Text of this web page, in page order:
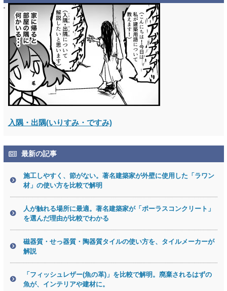
入隅・出隅(いりすみ・ですみ)
最新の記事
施工しやすく、節がない。著名建築家が外壁に使用した「ラワン
材」の使い方を比較で解明
人が触れる場所に最適。著名建築家が「ポーラスコンクリート」
を選んだ理由が比較でわかる
磁器質・せっ器質・陶器質タイルの使い方を、タイルメーカーが
解説
「フィッシュレザー(魚の革)」を比較で解明。廃棄されるはずの
魚が、インテリアや建材に。